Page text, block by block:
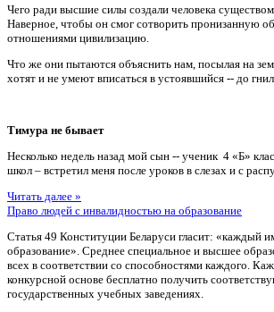
Чего ради высшие силы создали человека
Наверное, чтобы он смог сотворить пронизанную
отношениями цивилизацию.
Что же они пытаются объяснить нам, посылая на
хотят и не умеют вписаться в устоявшийся -- до
Тимура не бывает
Несколько недель назад мой сын -- ученик 4 «Б»
школ – встретил меня после уроков в слезах и с
Читать далее »
Право людей с инвалидностью на образование
Статья 49 Конституции Беларуси гласит: «каждый
образование». Среднее специальное и высшее
всех в соответствии со способностями каждого.
конкурсной основе бесплатно получить
государственных учебных заведениях.